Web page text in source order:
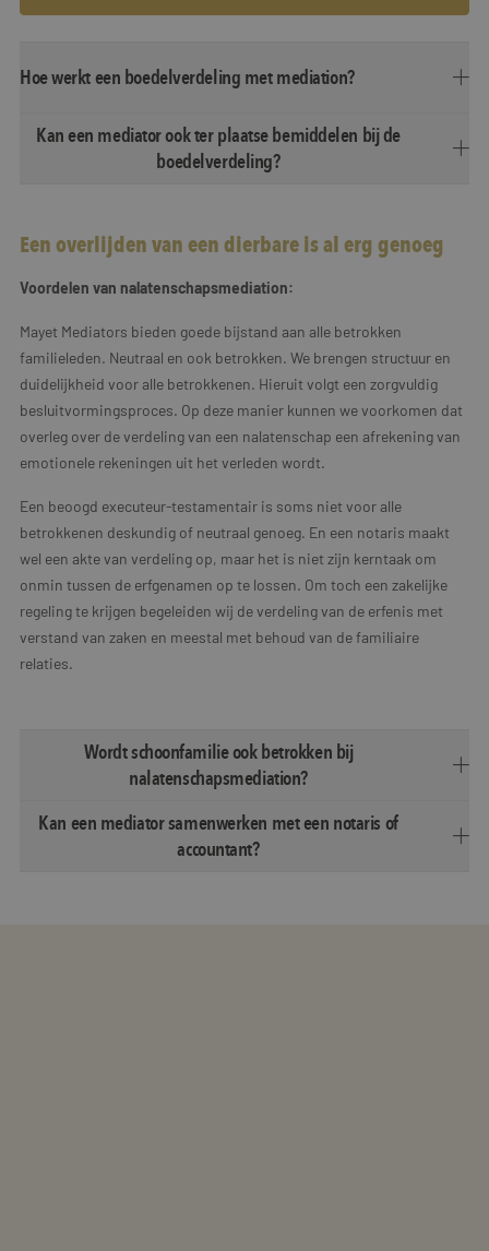
Hoe werkt een boedelverdeling met mediation?
Kan een mediator ook ter plaatse bemiddelen bij de
boedelverdeling?
Een overlijden van een dierbare is al erg genoeg
Voordelen van nalatenschapsmediation:
Mayet Mediators bieden goede bijstand aan alle betrokken
familieleden. Neutraal en ook betrokken. We brengen structuur en
duidelijkheid voor alle betrokkenen. Hieruit volgt een zorgvuldig
besluitvormingsproces. Op deze manier kunnen we voorkomen dat
overleg over de verdeling van een nalatenschap een afrekening van
emotionele rekeningen uit het verleden wordt.
Een beoogd executeur-testamentair is soms niet voor alle
betrokkenen deskundig of neutraal genoeg. En een notaris maakt
wel een akte van verdeling op, maar het is niet zijn kerntaak om
onmin tussen de erfgenamen op te lossen. Om toch een zakelijke
regeling te krijgen begeleiden wij de verdeling van de erfenis met
verstand van zaken en meestal met behoud van de familiaire
relaties.
Wordt schoonfamilie ook betrokken bij
nalatenschapsmediation?
Kan een mediator samenwerken met een notaris of
accountant?